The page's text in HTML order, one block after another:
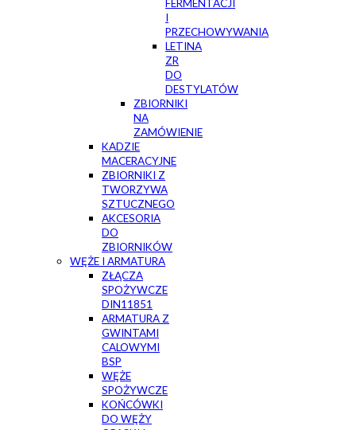
FERMENTACJI
I
PRZECHOWYWANIA
LETINA
ZR
DO
DESTYLATÓW
ZBIORNIKI
NA
ZAMÓWIENIE
KADZIE
MACERACYJNE
ZBIORNIKI Z
TWORZYWA
SZTUCZNEGO
AKCESORIA
DO
ZBIORNIKÓW
WĘŻE I ARMATURA
ZŁĄCZA
SPOŻYWCZE
DIN11851
ARMATURA Z
GWINTAMI
CALOWYMI
BSP
WĘŻE
SPOŻYWCZE
KOŃCÓWKI
DO WĘŻY